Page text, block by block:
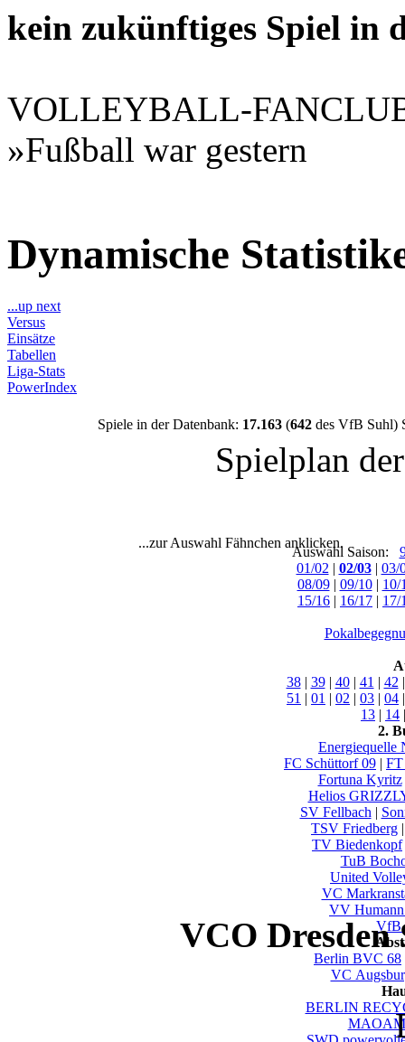
kein zukünftiges Spiel in
VOLLEYBALL-
»Fußball war gestern
Dynamische
...up next
Versus
Einsätze
Tabellen
Liga-Stats
PowerIndex
Spiele in der Datenbank: 17.163(642des VfB Suhl)
Spielplan
...zur Auswahl Fähnchen anklicken.
Auswahl Saison:
01/02 | 02/03| 03/
08/09| 09/10| 10/
15/16 | 16/17 | 17/
38| 39| 40| 41 | 42
51 | 01 | 02 | 03 | 04
13 | 14
2.
Energiequelle
FC Schüttorf 09 | FT
Fortuna Kyritz
Helios
SV Fellbach |
TSV Friedberg
TV Biedenkopf
TuB
United
VC
VV Humann
Berlin BVC 68
VC
BERLIN
VCO Dresden